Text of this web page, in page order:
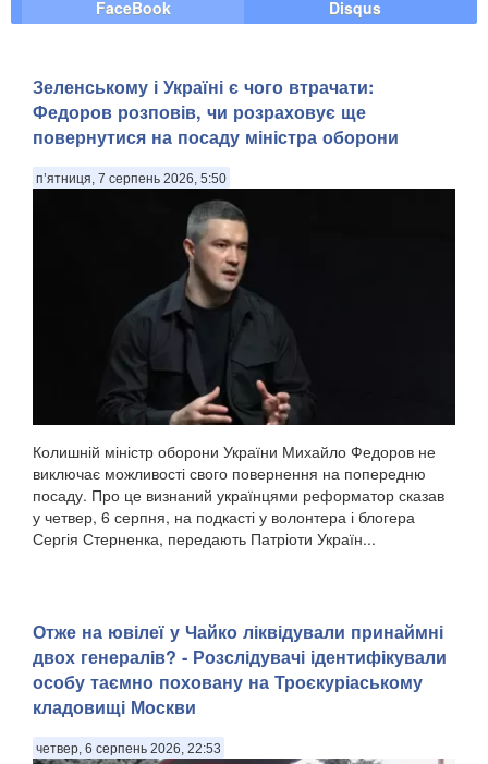
FaceBook Disqus
Зеленському і Україні є чого втрачати:
Федоров розповів, чи розраховує ще
повернутися на посаду міністра оборони
п’ятниця, 7 серпень 2026, 5:50
Колишній міністр оборони України Михайло Федоров не
виключає можливості свого повернення на попередню
посаду. Про це визнаний українцями реформатор сказав
у четвер, 6 серпня, на подкасті у волонтера і блогера
Сергія Стерненка, передають Патріоти Україн...
Отже на ювілеї у Чайко ліквідували принаймні
двох генералів? - Розслідувачі ідентифікували
особу таємно поховану на Троєкуріаському
кладовищі Москви
четвер, 6 серпень 2026, 22:53